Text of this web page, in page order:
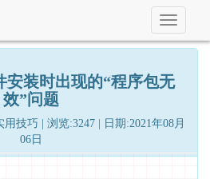
Toggle
安装时出现的“程序包无
效”问题
技巧 | 浏览:3247 | 日期:2021年08月
06日